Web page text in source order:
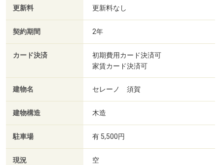
更新料 更新料なし
契約期間 2年
カード決済
初期費用カード決済可
家賃カード決済可
建物名 セレーノ 須賀
建物構造 木造
駐車場 有 5,500円
現況 空